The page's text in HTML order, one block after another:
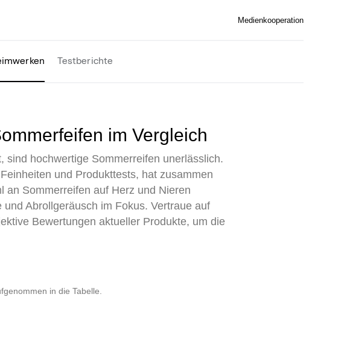
Medienkooperation
Testberichte
im Vergleich
hochwertige Sommerreifen unerlässlich.
und Produkttests, hat zusammen
an Sommerreifen auf Herz und Nieren
Abrollgeräusch im Fokus. Vertraue auf
Bewertungen aktueller Produkte, um die
in die Tabelle.